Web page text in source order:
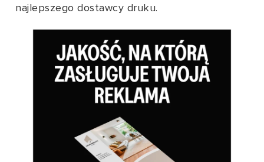
najlepszego dostawcy druku.